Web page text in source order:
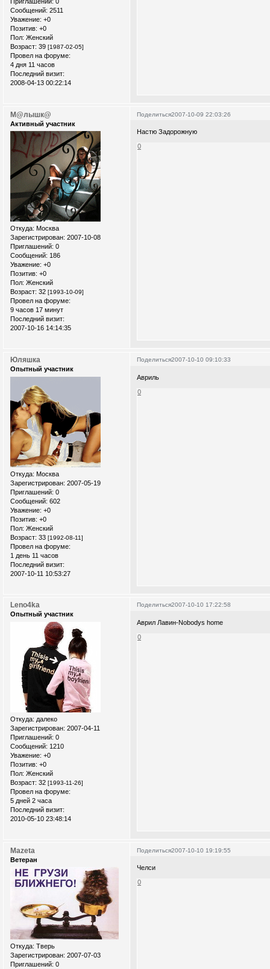
Сообщений: 2511
Уважение: +0
Позитив: +0
Пол: Женский
Возраст: 39 [1987-02-05]
Провел на форуме:
4 дня 11 часов
Последний визит:
2008-04-13 00:22:14
Поделиться2007-10-09 22:03:26
М@лышк@
Активный участник
Откуда: Москва
Зарегистрирован: 2007-10-08
Приглашений: 0
Сообщений: 186
Уважение: +0
Позитив: +0
Пол: Женский
Возраст: 32 [1993-10-09]
Провел на форуме:
9 часов 17 минут
Последний визит:
2007-10-16 14:14:35
Настю Задорожную
0
Поделиться2007-10-10 09:10:33
Юляшка
Опытный участник
Откуда: Москва
Зарегистрирован: 2007-05-19
Приглашений: 0
Сообщений: 602
Уважение: +0
Позитив: +0
Пол: Женский
Возраст: 33 [1992-08-11]
Провел на форуме:
1 день 11 часов
Последний визит:
2007-10-11 10:53:27
Авриль
0
Поделиться2007-10-10 17:22:58
Leno4ka
Опытный участник
Откуда: далеко
Зарегистрирован: 2007-04-11
Приглашений: 0
Сообщений: 1210
Уважение: +0
Позитив: +0
Пол: Женский
Возраст: 32 [1993-11-26]
Провел на форуме:
5 дней 2 часа
Последний визит:
2010-05-10 23:48:14
Аврил Лавин-Nobodys home
0
Поделиться2007-10-10 19:19:55
Mazeta
Ветеран
Откуда: Тверь
Зарегистрирован: 2007-07-03
Приглашений: 0
Челси
0